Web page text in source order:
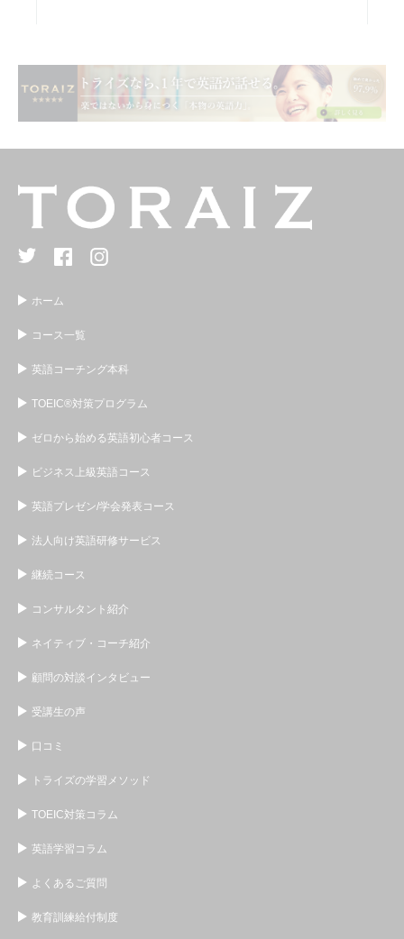
ホーム
コース一覧
英語コーチング本科
TOEIC®対策プログラム
ゼロから始める英語初心者コース
ビジネス上級英語コース
英語プレゼン/学会発表コース
法人向け英語研修サービス
継続コース
コンサルタント紹介
ネイティブ・コーチ紹介
顧問の対談インタビュー
受講生の声
口コミ
トライズの学習メソッド
TOEIC対策コラム
英語学習コラム
よくあるご質問
教育訓練給付制度